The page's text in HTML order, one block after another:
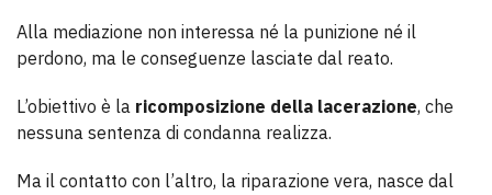
Alla mediazione non interessa né la punizione né il
perdono, ma le conseguenze lasciate dal reato.
L’obiettivo è la ricomposizione della lacerazione, che
nessuna sentenza di condanna realizza.
Ma il contatto con l’altro, la riparazione vera, nasce dal